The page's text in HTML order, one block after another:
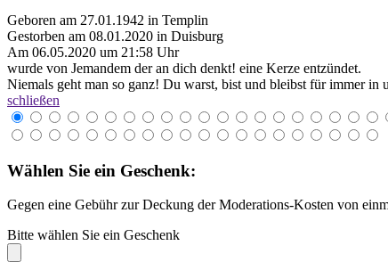
Geboren am 27.01.1942 in Templin
Gestorben am 08.01.2020 in Duisburg
Am 06.05.2020 um 21:58 Uhr
wurde von Jemandem der an dich denkt! eine Kerze entzündet.
Niemals geht man so ganz! Du warst, bist und bleibst für immer
schließen
Wählen Sie ein Geschenk:
Gegen eine Gebühr zur Deckung der Moderations-Kosten von
Bitte wählen Sie ein Geschenk